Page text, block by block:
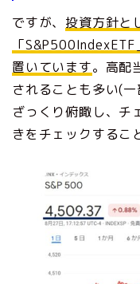
ですが、 投資方針と
「
置いています。高配
されることも多い(
ざっくり俯瞰し、チ
きをチェックするこ